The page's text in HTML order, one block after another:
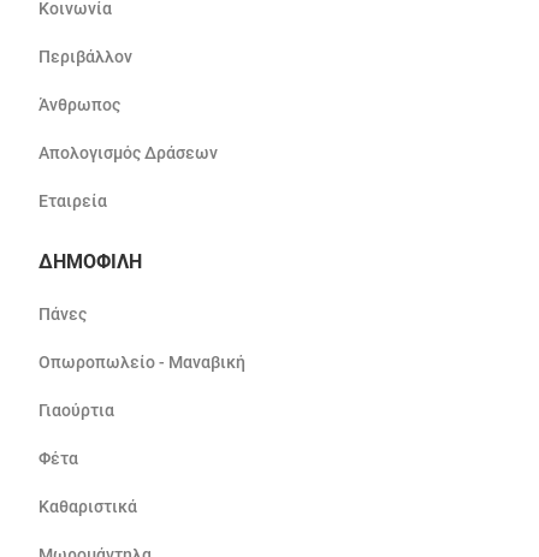
Κοινωνία
Περιβάλλον
Άνθρωπος
Απολογισμός Δράσεων
Εταιρεία
ΔΗΜΟΦΙΛΗ
Πάνες
Οπωροπωλείο - Μαναβική
Γιαούρτια
Φέτα
Καθαριστικά